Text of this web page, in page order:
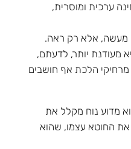
ערכית ומוסרית,
מעשה, אלא רק ראה.
מעודנת יותר, לדעתם,
הלכת אף חושבים
מדוע נוח מקלל את
את החוטא עצמו, שהוא